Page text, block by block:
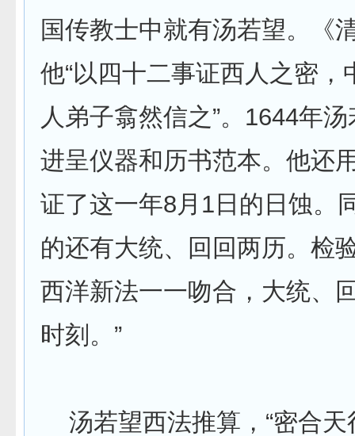
国传教士中就有汤若望。《
他“以四十二事证西人之密，
人弟子翕然信之”。1644年
进呈仪器和历书范本。他还
证了这一年8月1日的日蚀。
的还有大统、回回两历。检
西洋新法一一吻合，大统、
时刻。”
汤若望西法推算，“密合天